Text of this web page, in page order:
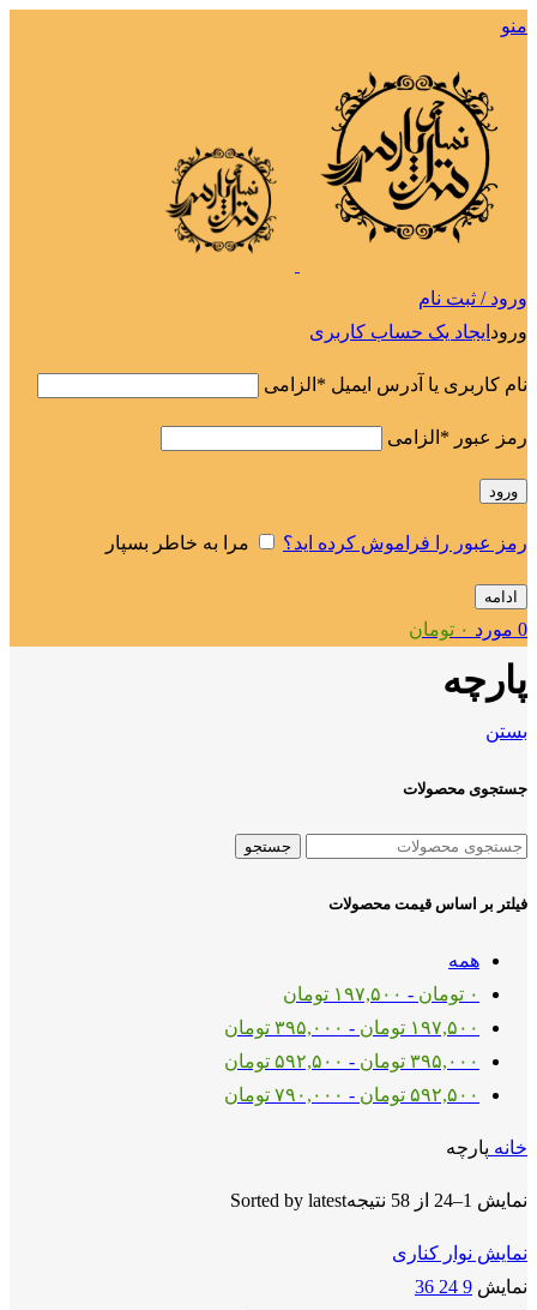
منو
ورود / ثبت نام
ورود ایجاد یک حساب کاربری
نام کاربری یا آدرس ایمیل * الزامی
رمز عبور * الزامی
ورود
رمز عبور را فراموش کرده اید؟ مرا به خاطر بسپار
ادامه
0 مورد ۰ تومان
پارچه
بستن
جستجوی محصولات
جستجو
فیلتر بر اساس قیمت محصولات
همه
۰ تومان - ۱۹۷,۵۰۰ تومان
۱۹۷,۵۰۰ تومان - ۳۹۵,۰۰۰ تومان
۳۹۵,۰۰۰ تومان - ۵۹۲,۵۰۰ تومان
۵۹۲,۵۰۰ تومان - ۷۹۰,۰۰۰ تومان
خانه پارچه
نمایش 1–24 از 58 نتیجه Sorted by latest
نمایش نوار کناری
نمایش 9
24
36